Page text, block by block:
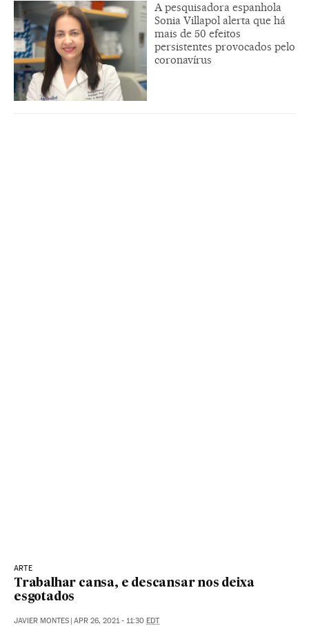
A pesquisadora espanhola
Sonia Villapol alerta que há
mais de 50 efeitos
persistentes provocados pelo
coronavírus
ARTE
Trabalhar cansa, e descansar nos deixa
esgotados
JAVIER MONTES | APR 26, 2021 - 11:30 EDT